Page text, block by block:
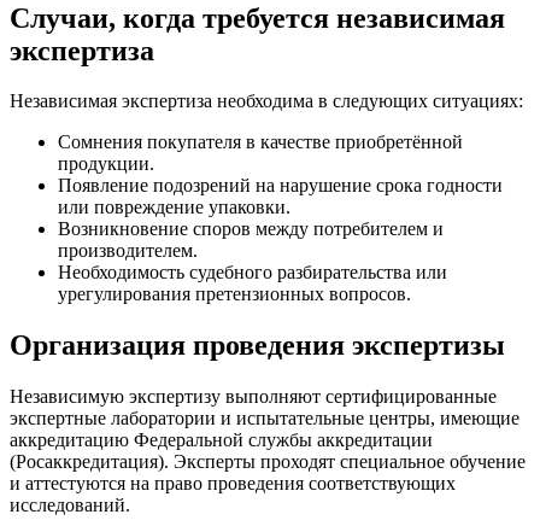
Случаи, когда требуется независимая
экспертиза
Независимая экспертиза необходима в следующих ситуациях:
Сомнения покупателя в качестве приобретённой
продукции.
Появление подозрений на нарушение срока годности
или повреждение упаковки.
Возникновение споров между потребителем и
производителем.
Необходимость судебного разбирательства или
урегулирования претензионных вопросов.
Организация проведения экспертизы
Независимую экспертизу выполняют сертифицированные
экспертные лаборатории и испытательные центры, имеющие
аккредитацию Федеральной службы аккредитации
(Росаккредитация). Эксперты проходят специальное обучение
и аттестуются на право проведения соответствующих
исследований.